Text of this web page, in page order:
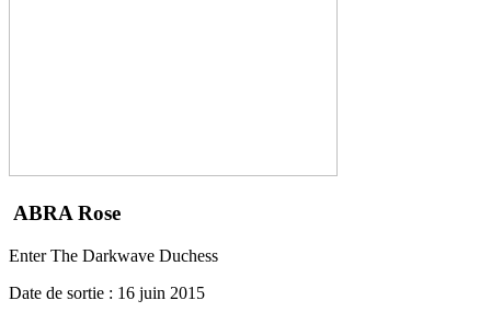
ABRA Rose
Enter The Darkwave Duchess
Date de sortie : 16 juin 2015